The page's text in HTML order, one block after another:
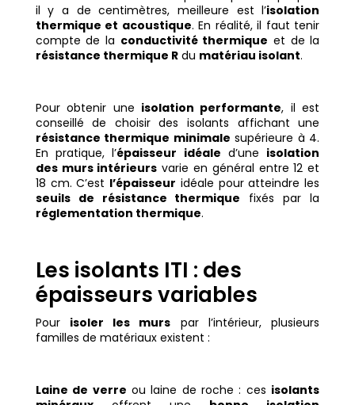
il y a de centimètres, meilleure est l’isolation
thermique et acoustique. En réalité, il faut tenir
compte de la conductivité thermique et de la
résistance thermique Rdu matériau isolant.
Pour obtenir une isolation performante, il est
conseillé de choisir des isolants affichant une
résistance thermique minimale supérieure à 4.
En pratique, l’épaisseur idéale d’une isolation
des murs intérieurs varie en général entre 12 et
18 cm. C’est l’épaisseur idéale pour atteindre les
seuils de résistance thermique fixés par la
réglementation thermique.
Les isolants ITI : des
épaisseurs variables
Pour isoler les murs par l’intérieur, plusieurs
familles de matériaux existent :
Laine de verre ou laine de roche : ces isolants